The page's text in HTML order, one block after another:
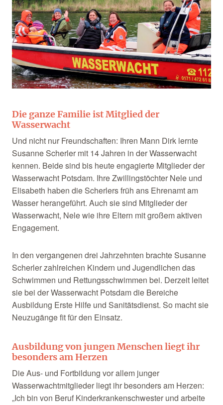
Die ganze Familie ist Mitglied der
Wasserwacht
Und nicht nur Freundschaften: Ihren Mann Dirk lernte
Susanne Scherler mit 14 Jahren in der Wasserwacht
kennen. Beide sind bis heute engagierte Mitglieder der
Wasserwacht Potsdam. Ihre Zwillingstöchter Nele und
Elisabeth haben die Scherlers früh ans Ehrenamt am
Wasser herangeführt. Auch sie sind Mitglieder der
Wasserwacht, Nele wie ihre Eltern mit großem aktiven
Engagement.
In den vergangenen drei Jahrzehnten brachte Susanne
Scherler zahlreichen Kindern und Jugendlichen das
Schwimmen und Rettungsschwimmen bei. Derzeit leitet
sie bei der Wasserwacht Potsdam die Bereiche
Ausbildung Erste Hilfe und Sanitätsdienst. So macht sie
Neuzugänge fit für den Einsatz.
Ausbildung von jungen Menschen liegt ihr
besonders am Herzen
Die Aus- und Fortbildung vor allem junger
Wasserwachtmitglieder liegt ihr besonders am Herzen:
„Ich bin von Beruf Kinderkrankenschwester und arbeite